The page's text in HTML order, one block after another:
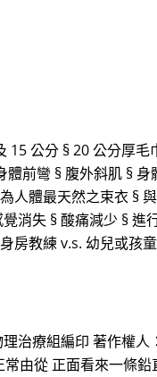
公分 § 20 公分厚
前彎 § 腹外斜肌 §
人體最天然之束衣 §
消失 § 酸痛減少 § 進
房教練 v.s. 幼兒或孩
治療組編印 著作權
由從 正面看來一條